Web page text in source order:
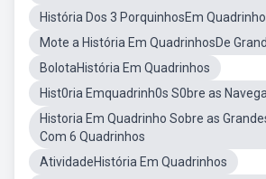
História Dos 3 PorquinhosEm
Mote a História Em QuadrinhosDe
BolotaHistória Em Quadrinhos
Hist0ria Emquadrinh0s S0bre as
Historia Em Quadrinho Sobre as
Com 6 Quadrinhos
AtividadeHistória Em Quadrinhos